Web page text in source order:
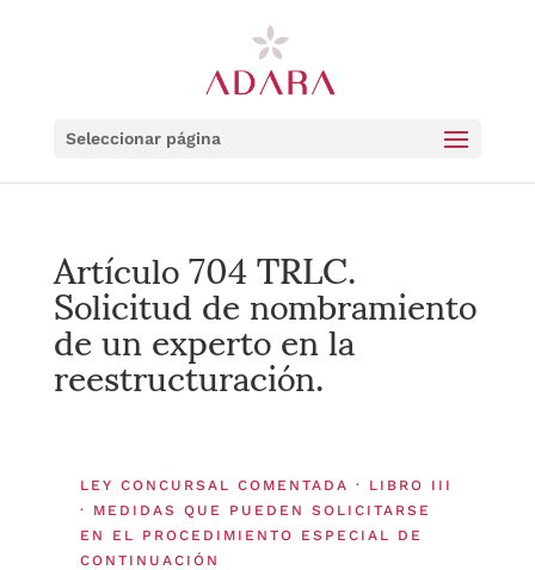
Seleccionar página
Artículo 704 TRLC.
Solicitud de nombramiento
de un experto en la
reestructuración.
LEY CONCURSAL COMENTADA · LIBRO III
· MEDIDAS QUE PUEDEN SOLICITARSE
EN EL PROCEDIMIENTO ESPECIAL DE
CONTINUACIÓN